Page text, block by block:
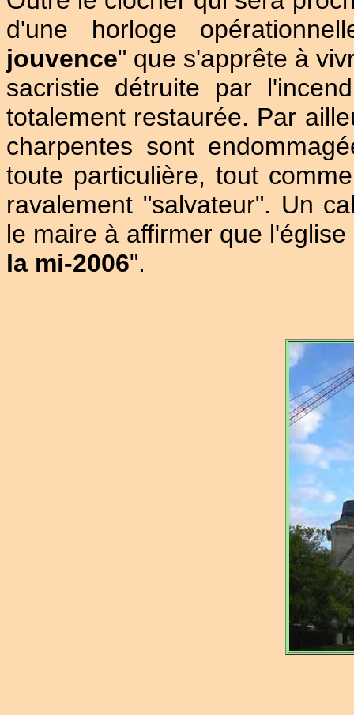
d'une horloge
jouvence" que s'apprête à
sacristie détruite par
totalement restaurée. Par
charpentes sont
toute particulière, tout
ravalement "salvateur". Un
le maire à affirmer que l'église
la mi-2006".